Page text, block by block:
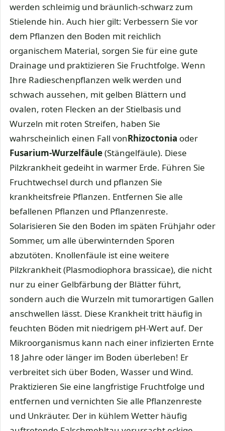
werden schleimig und bräunlich-schwarz zum
Stielende hin. Auch hier gilt: Verbessern Sie vor
dem Pflanzen den Boden mit reichlich
organischem Material, sorgen Sie für eine gute
Drainage und praktizieren Sie Fruchtfolge. Wenn
Ihre Radieschenpflanzen welk werden und
schwach aussehen, mit gelben Blättern und
ovalen, roten Flecken an der Stielbasis und
Wurzeln mit roten Streifen, haben Sie
wahrscheinlich einen Fall vonRhizoctonia oder
Fusarium-Wurzelfäule(Stängelfäule). Diese
Pilzkrankheit gedeiht in warmer Erde. Führen Sie
Fruchtwechsel durch und pflanzen Sie
krankheitsfreie Pflanzen. Entfernen Sie alle
befallenen Pflanzen und Pflanzenreste.
Solarisieren Sie den Boden im späten Frühjahr oder
Sommer, um alle überwinternden Sporen
abzutöten. Knollenfäule ist eine weitere
Pilzkrankheit (Plasmodiophora brassicae), die nicht
nur zu einer Gelbfärbung der Blätter führt,
sondern auch die Wurzeln mit tumorartigen Gallen
anschwellen lässt. Diese Krankheit tritt häufig in
feuchten Böden mit niedrigem pH-Wert auf. Der
Mikroorganismus kann nach einer infizierten Ernte
18 Jahre oder länger im Boden überleben! Er
verbreitet sich über Boden, Wasser und Wind.
Praktizieren Sie eine langfristige Fruchtfolge und
entfernen und vernichten Sie alle Pflanzenreste
und Unkräuter. Der in kühlem Wetter häufig